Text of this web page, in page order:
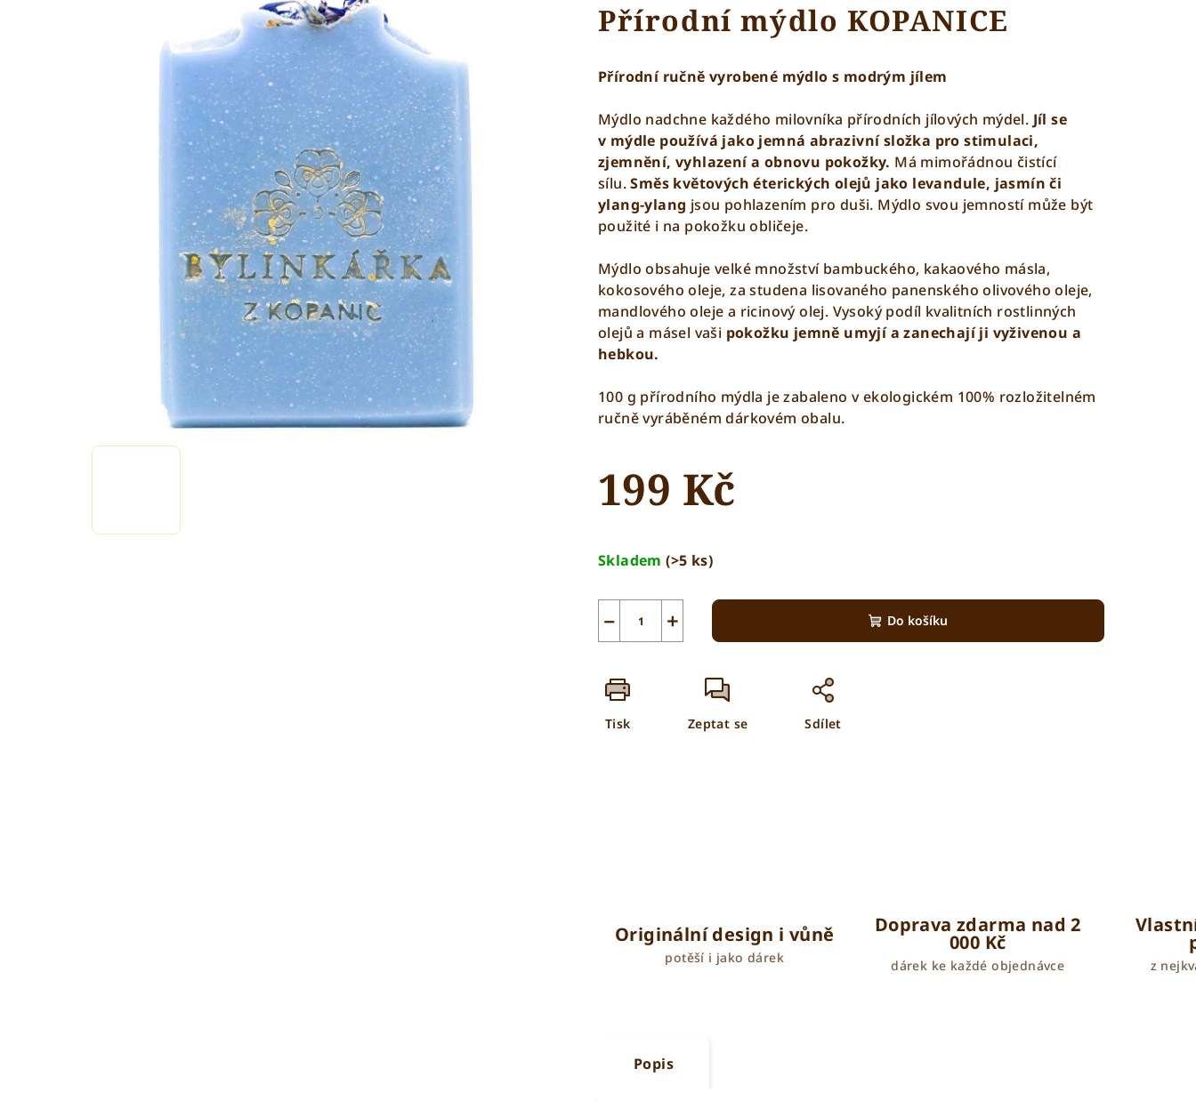
Přírodní mýdlo KOPANICE
Přírodní ručně vyrobené mýdlo s modrým jílem
Mýdlo nadchne každého milovníka přírodních jílových mýdel. Jíl se
v mýdle používá jako jemná abrazivní složka pro stimulaci,
zjemnění, vyhlazení a obnovu pokožky. Má mimořádnou čistící
sílu.Směs květových éterických olejů jako levandule, jasmín či
ylang-ylang jsou pohlazením pro duši. Mýdlo svou jemností může být
použité i na pokožku obličeje.
Mýdlo obsahuje velké množství bambuckého, kakaového másla,
kokosového oleje, za studena lisovaného panenského olivového oleje,
mandlového oleje a ricinový olej. Vysoký podíl kvalitních rostlinných
olejů a másel vaši pokožku jemně umyjí a zanechají ji vyživenou a
hebkou.
100 g přírodního mýdla je zabaleno v ekologickém 100% rozložitelném
ručně vyráběném dárkovém obalu.
199 Kč
cena:
Skladem(>5 ks)
+
− Do košíku
Tisk Zeptat se Sdílet
Originální design i vůně
potěší i jako dárek
Doprava zdarma nad 2
000 Kč
dárek ke každé objednávce z
Popis